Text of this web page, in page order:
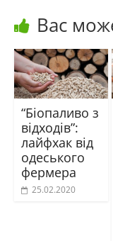
Вас
“Біопаливо з
відходів”:
лайфхак від
одеського
фермера
25.02.2020